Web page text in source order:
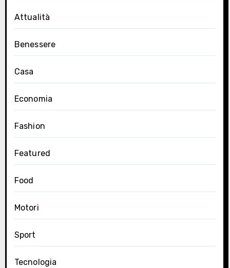
Attualità
Benessere
Casa
Economia
Fashion
Featured
Food
Motori
Sport
Tecnologia